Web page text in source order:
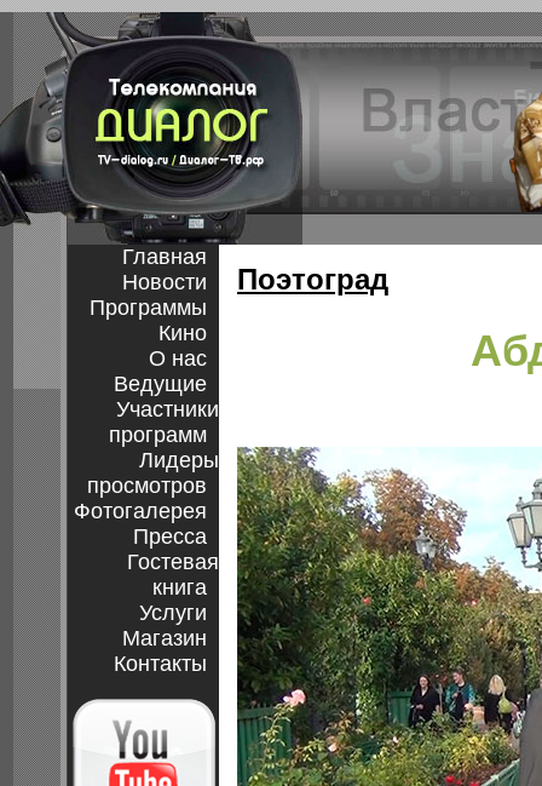
Главная
Новости
Программы
Кино
О нас
Ведущие
Участники
программ
Лидеры
просмотров
Фотогалерея
Пресса
Гостевая
книга
Услуги
Магазин
Контакты
Поэтоград